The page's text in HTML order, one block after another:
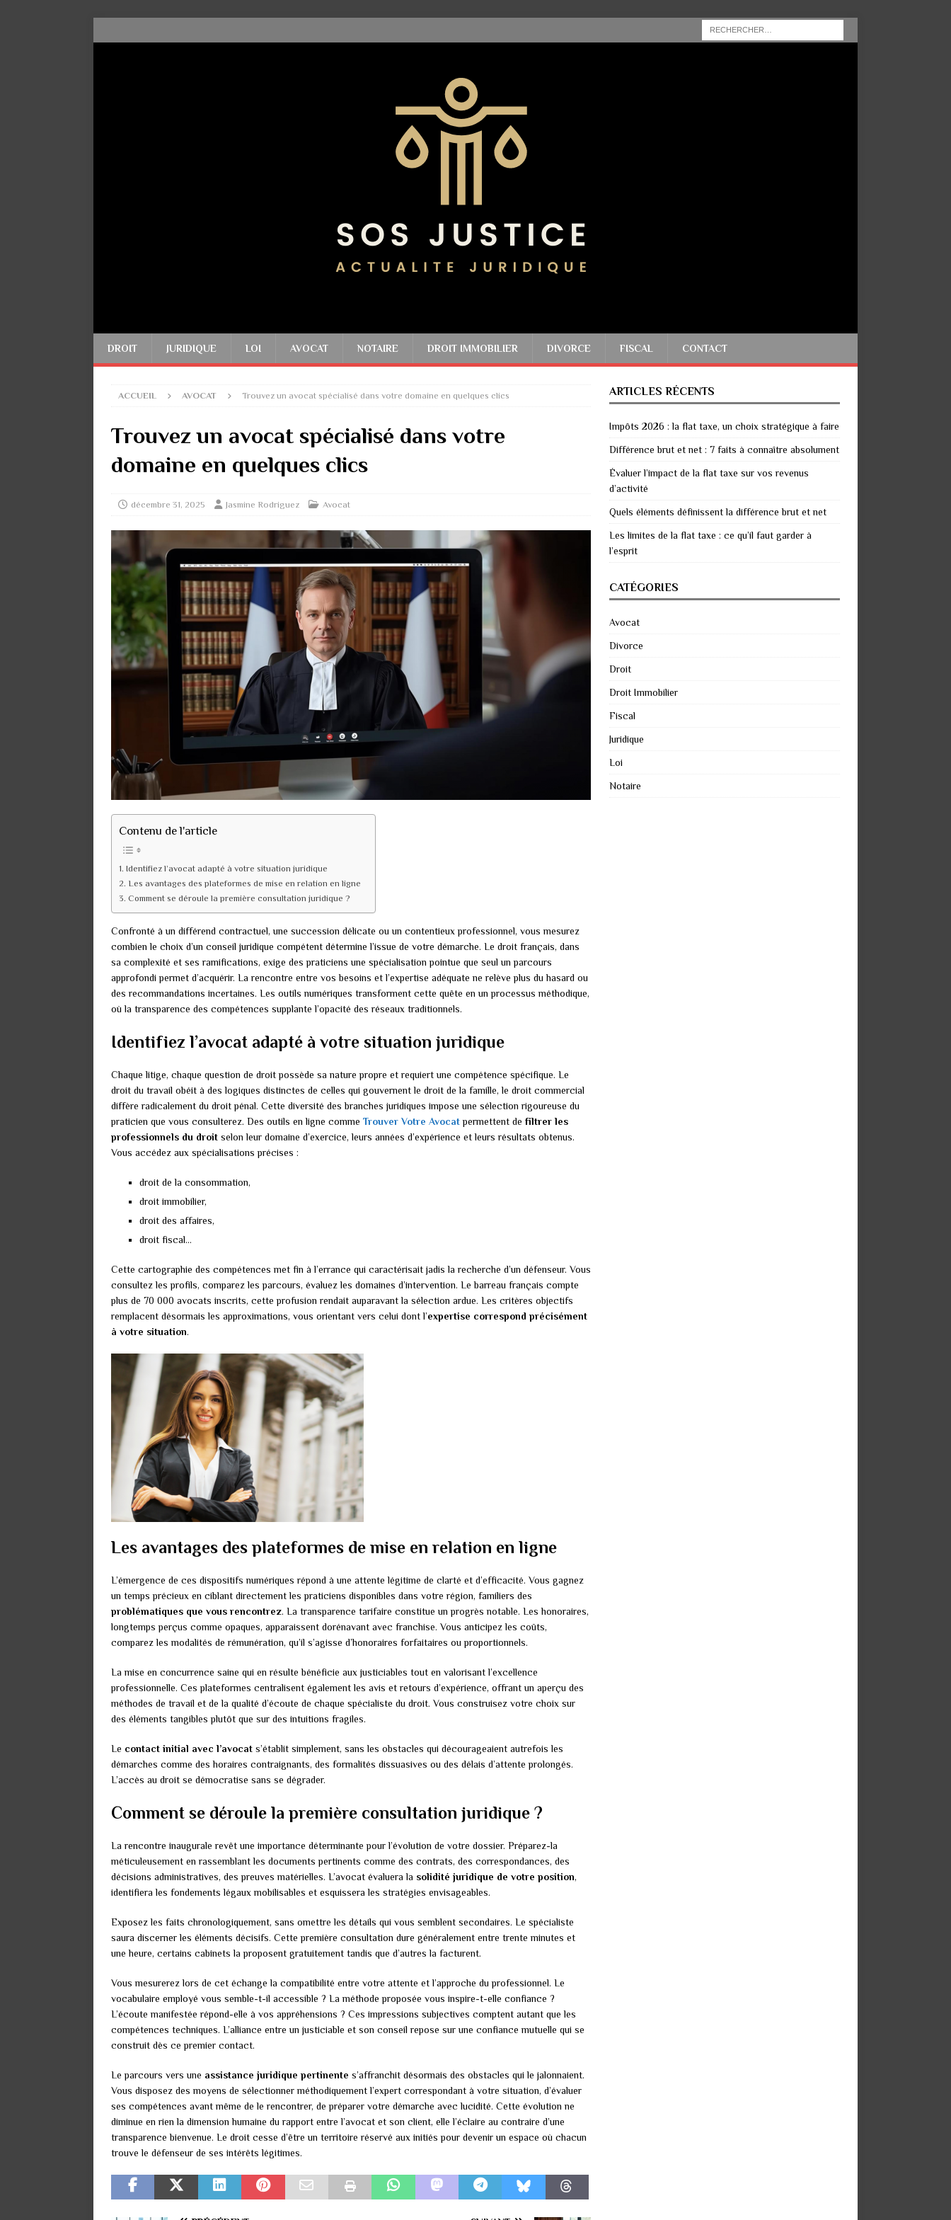
DROIT JURIDIQUE LOI AVOCAT NOTAIRE DROIT IMMOBILIER DIVORCE FISCAL CONTACT
ACCUEIL AVOCAT Trouvez un avocat spécialisé dans votre domaine en quelques clics
Trouvez un avocat spécialisé dans votre
domaine en quelques clics
décembre 31, 2025 Jasmine Rodriguez Avocat
Contenu de l'article
Identifiez l’avocat adapté à votre situation juridique
Les avantages des plateformes de mise en relation en ligne
Comment se déroule la première consultation juridique ?
Confronté à un différend contractuel, une succession délicate ou un contentieux professionnel, vous mesurez
combien le choix d’un conseil juridique compétent détermine l’issue de votre démarche. Le droit français, dans
sa complexité et ses ramifications, exige des praticiens une spécialisation pointue que seul un parcours
approfondi permet d’acquérir. La rencontre entre vos besoins et l’expertise adéquate ne relève plus du hasard ou
des recommandations incertaines. Les outils numériques transforment cette quête en un processus méthodique,
où la transparence des compétences supplante l’opacité des réseaux traditionnels.
Identifiez l’avocat adapté à votre situation juridique
Chaque litige, chaque question de droit possède sa nature propre et requiert une compétence spécifique. Le
droit du travail obéit à des logiques distinctes de celles qui gouvernent le droit de la famille, le droit commercial
diffère radicalement du droit pénal. Cette diversité des branches juridiques impose une sélection rigoureuse du
praticien que vous consulterez. Des outils en ligne comme Trouver Votre Avocatpermettent de filtrer les
professionnels du droit selon leur domaine d’exercice, leurs années d’expérience et leurs résultats obtenus.
Vous accédez aux spécialisations précises :
droit de la consommation,
droit immobilier,
droit des affaires,
droit fiscal…
Cette cartographie des compétences met fin à l’errance qui caractérisait jadis la recherche d’un défenseur. Vous
consultez les profils, comparez les parcours, évaluez les domaines d’intervention. Le barreau français compte
plus de 70 000 avocats inscrits, cette profusion rendait auparavant la sélection ardue. Les critères objectifs
remplacent désormais les approximations, vous orientant vers celui dont l’expertise correspond précisément
à votre situation.
Les avantages des plateformes de mise en relation en ligne
L’émergence de ces dispositifs numériques répond à une attente légitime de clarté et d’efficacité. Vous gagnez
un temps précieux en ciblant directement les praticiens disponibles dans votre région, familiers des
problématiques que vous rencontrez. La transparence tarifaire constitue un progrès notable. Les honoraires,
longtemps perçus comme opaques, apparaissent dorénavant avec franchise. Vous anticipez les coûts,
comparez les modalités de rémunération, qu’il s’agisse d’honoraires forfaitaires ou proportionnels.
La mise en concurrence saine qui en résulte bénéficie aux justiciables tout en valorisant l’excellence
professionnelle. Ces plateformes centralisent également les avis et retours d’expérience, offrant un aperçu des
méthodes de travail et de la qualité d’écoute de chaque spécialiste du droit. Vous construisez votre choix sur
des éléments tangibles plutôt que sur des intuitions fragiles.
Le contact initial avec l’avocat s’établit simplement, sans les obstacles qui décourageaient autrefois les
démarches comme des horaires contraignants, des formalités dissuasives ou des délais d’attente prolongés.
L’accès au droit se démocratise sans se dégrader.
Comment se déroule la première consultation juridique ?
La rencontre inaugurale revêt une importance déterminante pour l’évolution de votre dossier. Préparez-la
méticuleusement en rassemblant les documents pertinents comme des contrats, des correspondances, des
décisions administratives, des preuves matérielles. L’avocat évaluera la solidité juridique de votre position,
identifiera les fondements légaux mobilisables et esquissera les stratégies envisageables.
Exposez les faits chronologiquement, sans omettre les détails qui vous semblent secondaires. Le spécialiste
saura discerner les éléments décisifs. Cette première consultation dure généralement entre trente minutes et
une heure, certains cabinets la proposent gratuitement tandis que d’autres la facturent.
Vous mesurerez lors de cet échange la compatibilité entre votre attente et l’approche du professionnel. Le
vocabulaire employé vous semble-t-il accessible ? La méthode proposée vous inspire-t-elle confiance ?
L’écoute manifestée répond-elle à vos appréhensions ? Ces impressions subjectives comptent autant que les
compétences techniques. L’alliance entre un justiciable et son conseil repose sur une confiance mutuelle qui se
construit dès ce premier contact.
Le parcours vers une assistance juridique pertinente s’affranchit désormais des obstacles qui le jalonnaient.
Vous disposez des moyens de sélectionner méthodiquement l’expert correspondant à votre situation, d’évaluer
ses compétences avant même de le rencontrer, de préparer votre démarche avec lucidité. Cette évolution ne
diminue en rien la dimension humaine du rapport entre l’avocat et son client, elle l’éclaire au contraire d’une
transparence bienvenue. Le droit cesse d’être un territoire réservé aux initiés pour devenir un espace où chacun
trouve le défenseur de ses intérêts légitimes.
ARTICLES RÉCENTS
Impôts 2026 : la flat taxe, un choix stratégique à faire
Différence brut et net : 7 faits à connaître absolument
Évaluer l’impact de la flat taxe sur vos revenus
d’activité
Quels éléments définissent la différence brut et net
Les limites de la flat taxe : ce qu’il faut garder à
l’esprit
CATÉGORIES
Avocat
Divorce
Droit
Droit Immobilier
Fiscal
Juridique
Loi
Notaire